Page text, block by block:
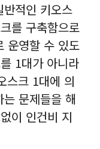
적인 키오스
를 구축함으로
운영할 수 있도
1대가 아니라
스크 1대에 의
문제들을 해
이 인건비 지